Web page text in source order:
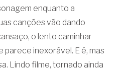
enquanto a
canções vão dando
o lento caminhar
parece inexorável. E é, mas
Lindo filme, tornado ainda